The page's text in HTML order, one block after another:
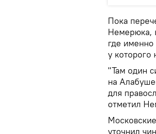
Пока
Немерюка,
где именно
у которого
"Там один
на
для
отметил
уточнил